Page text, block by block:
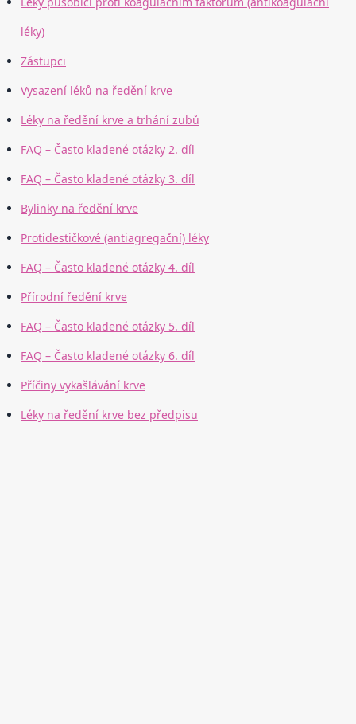
léky)
Zástupci
Vysazení léků na ředění krve
Léky na ředění krve a trhání zubů
FAQ – Často kladené otázky 2. díl
FAQ – Často kladené otázky 3. díl
Bylinky na ředění krve
Protidestičkové (antiagregační) léky
FAQ – Často kladené otázky 4. díl
Přírodní ředění krve
FAQ – Často kladené otázky 5. díl
FAQ – Často kladené otázky 6. díl
Příčiny vykašlávání krve
Léky na ředění krve bez předpisu